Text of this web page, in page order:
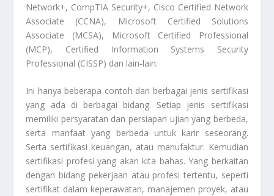
Network+, CompTIA Security+, Cisco Certified Network
Associate (CCNA), Microsoft Certified Solutions
Associate (MCSA), Microsoft Certified Professional
(MCP), Certified Information Systems Security
Professional (CISSP) dan lain-lain.
Ini hanya beberapa contoh dari berbagai jenis sertifikasi
yang ada di berbagai bidang. Setiap jenis sertifikasi
memiliki persyaratan dan persiapan ujian yang berbeda,
serta manfaat yang berbeda untuk karir seseorang.
Serta sertifikasi keuangan, atau manufaktur. Kemudian
sertifikasi profesi yang akan kita bahas. Yang berkaitan
dengan bidang pekerjaan atau profesi tertentu, seperti
sertifikat dalam keperawatan, manajemen proyek, atau